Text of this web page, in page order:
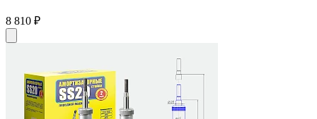
8 810 ₽